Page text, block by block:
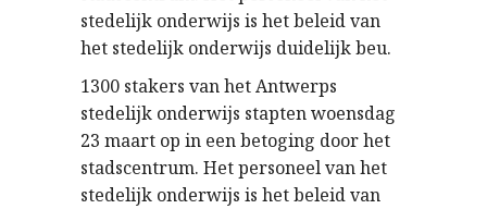
stedelijk onderwijs is het beleid van
het stedelijk onderwijs duidelijk beu.
1300 stakers van het Antwerps
stedelijk onderwijs stapten woensdag
23 maart op in een betoging door het
stadscentrum. Het personeel van het
stedelijk onderwijs is het beleid van